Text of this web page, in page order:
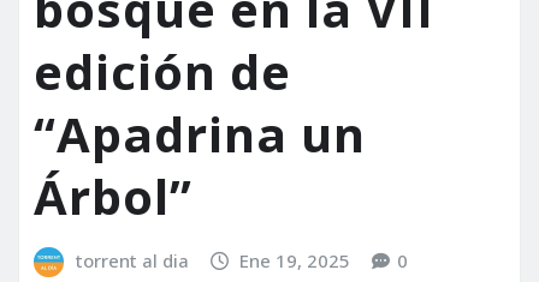
edición de
“Apadrina un
Árbol”
torrent al dia Ene 19, 2025 0